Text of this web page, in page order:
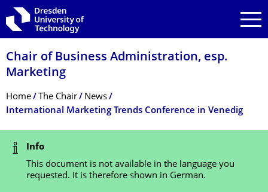
Skip to main navigation
Skip to search
Skip to content
Chair of Business Administration, esp.
Marketing
Breadcrumb Menu
Home The Chair
News
International Marketing Trends Conference in Venedig
Status Message
Info
This document is not available in the language you
requested. It is therefore shown in German.